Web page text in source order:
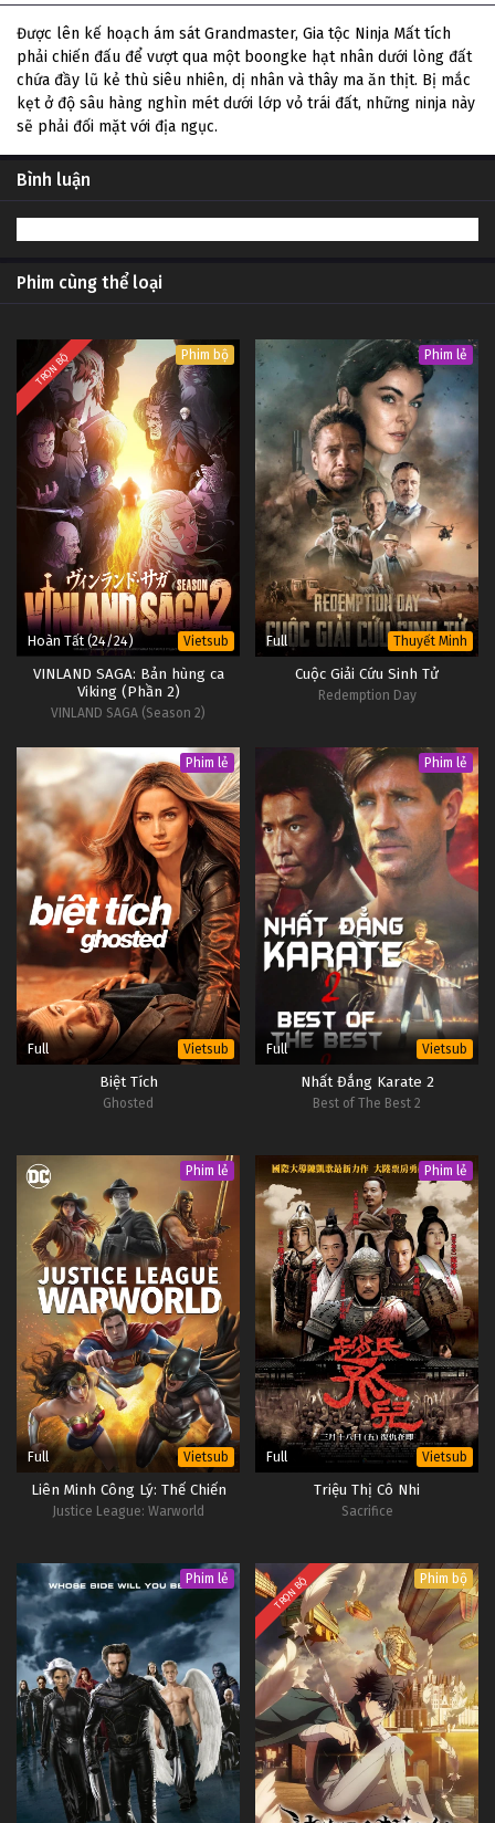
Được lên kế hoạch ám sát Grandmaster, Gia tộc Ninja Mất tích
phải chiến đấu để vượt qua một boongke hạt nhân dưới lòng đất
chứa đầy lũ kẻ thù siêu nhiên, dị nhân và thây ma ăn thịt. Bị mắc
kẹt ở độ sâu hàng nghìn mét dưới lớp vỏ trái đất, những ninja này
sẽ phải đối mặt với địa ngục.
Bình luận
Phim cùng thể loại
TRỌN BỘ Phim bộ
Hoàn Tất (24/24) Vietsub
VINLAND SAGA: Bản hùng ca
Viking (Phần 2)
VINLAND SAGA (Season 2)
Phim lẻ
Full Thuyết Minh
Cuộc Giải Cứu Sinh Tử
Redemption Day
Phim lẻ
Full Vietsub
Biệt Tích
Ghosted
Phim lẻ
Full Vietsub
Nhất Đẳng Karate 2
Best of The Best 2
Phim lẻ
Full Vietsub
Liên Minh Công Lý: Thế Chiến
Justice League: Warworld
Phim lẻ
Full Vietsub
Triệu Thị Cô Nhi
Sacrifice
Phim lẻ TRỌN BỘ Phim bộ